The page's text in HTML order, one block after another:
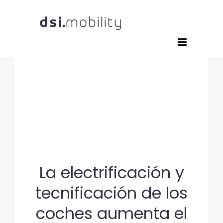
La electrificación y
tecnificación de los
coches aumenta el